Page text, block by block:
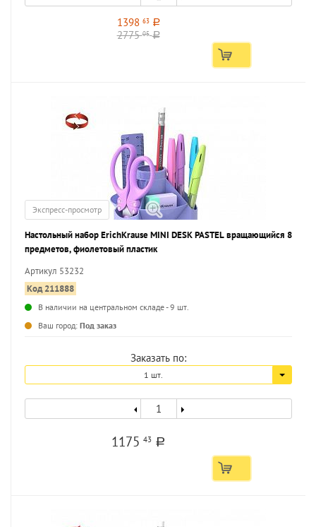
1398 63 a
277505 a
Экспресс-просмотр
Настольный набор ErichKrause MINI DESK PASTEL вращающийся 8
предметов, фиолетовый пластик
Артикул 53232
Код 211888
В наличии на центральном складе - 9 шт.
Ваш город: Под заказ
Заказать по:
1 шт.
117543 a